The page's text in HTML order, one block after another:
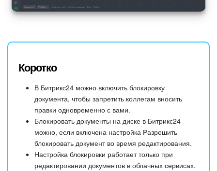
Коротко
В Битрикс24 можно включить блокировку
документа, чтобы запретить коллегам вносить
правки одновременно с вами.
Блокировать документы на диске в Битрикс24
можно, если включена настройка Разрешить
блокировать документ во время редактирования.
Настройка блокировки работает только при
редактировании документов в облачных сервисах.